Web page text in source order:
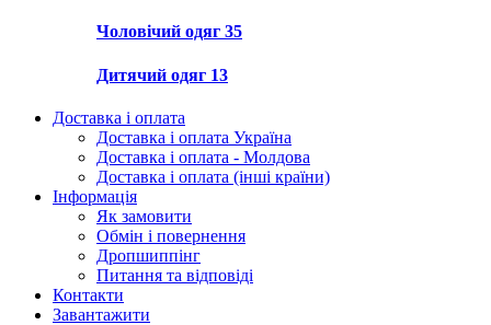
Чоловічий одяг 35
Дитячий одяг 13
Доставка і оплата
Доставка і оплата Україна
Доставка і оплата - Молдова
Доставка і оплата (інші країни)
Інформація
Як замовити
Обмін і повернення
Дропшиппінг
Питання та відповіді
Контакти
Завантажити